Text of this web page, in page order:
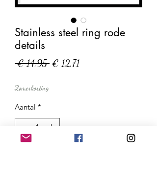
Stainless steel ring rode
details
€ 14,95 Normale
€ 12,71Verkoopprijs
Zomerkorting
Aantal *